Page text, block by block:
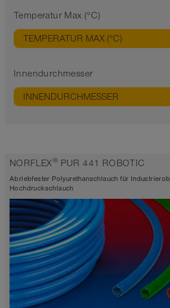
Temperatur Max (°C)
TEMPERATUR MAX (°C)
Innendurchmesser
INNENDURCHMESSER
NORFLEX® PUR 441 ROBOTIC
Abriebfester Polyurethanschlauch für
Hochdruckschlauch